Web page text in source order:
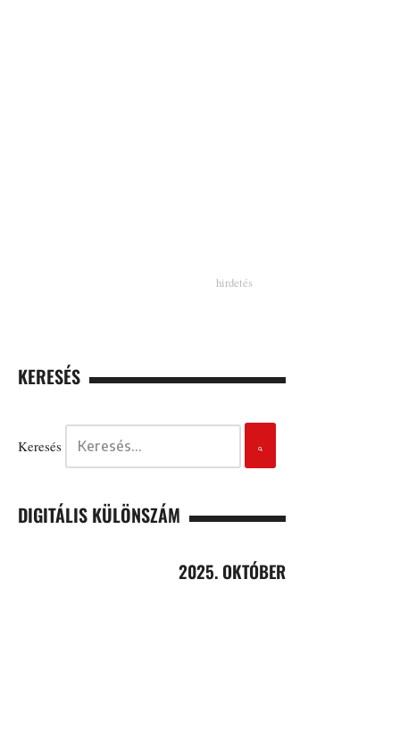
KERESÉS
Keresés
DIGITÁLIS KÜLÖNSZÁM
2025. OKTÓBER